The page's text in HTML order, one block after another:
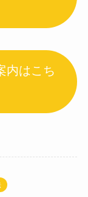
内はこち